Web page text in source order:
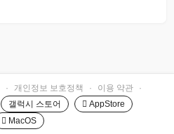
· 개인정보 보호정책 · 이용 약관
·
갤럭시 스토어
 AppStore
 MacOS